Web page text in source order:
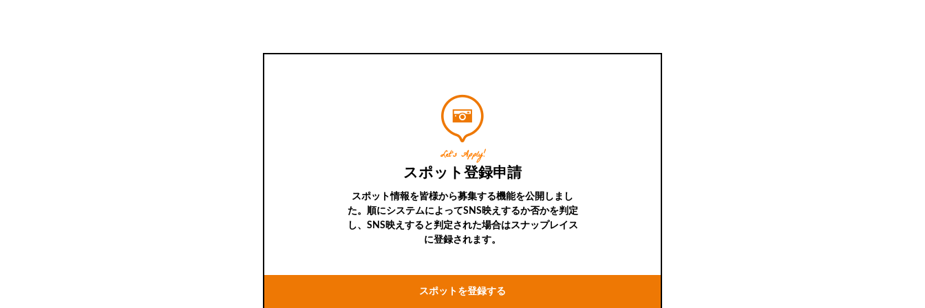
Let’s Apply!
スポット登録申請
スポット情報を皆様から募集する機能を公開しまし
た。順にシステムによってSNS映えするか否かを判定
し、SNS映えすると判定された場合はスナップレイス
に登録されます。
スポットを登録する